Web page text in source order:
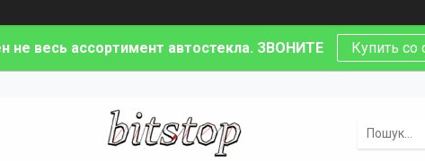
не весь ассортимент автостекла. ЗВОНИТЕ Купить со